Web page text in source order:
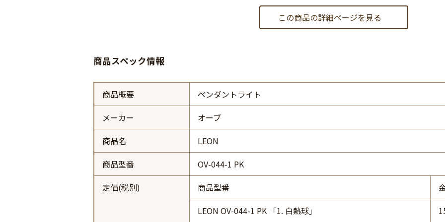
この商品の詳細ページを見る
商品スペック情報
商品概要
ペンダントライト
メーカー
オーブ
商品名
LEON
商品型番
OV-044-1 PK
定価(税別)
商品型番
LEON OV-044-1 PK 「1. 白熱球」